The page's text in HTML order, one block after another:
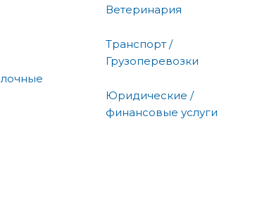
Ветеринария
Транспорт /
Грузоперевозки
Юридические /
финансовые услуги